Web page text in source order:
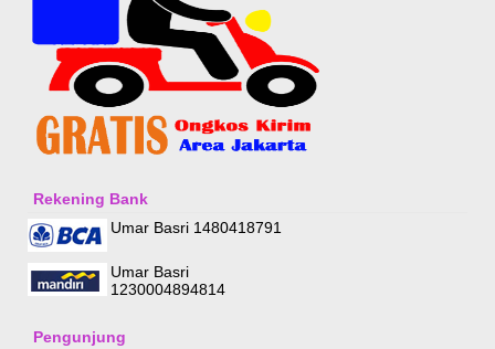
Rekening Bank
Umar Basri 1480418791
Umar Basri
1230004894814
Pengunjung